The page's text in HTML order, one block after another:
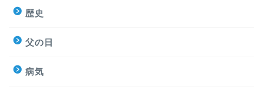
歴史
父の日
病気